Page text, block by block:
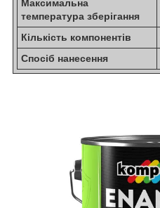
Максимальна
температура зберігання
Кількість компонентів
Спосіб нанесення